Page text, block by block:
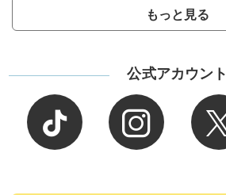
もっと見る
公式アカウント